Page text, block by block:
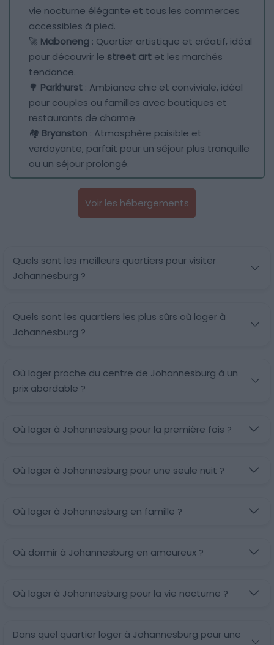
vie nocturne élégante et tous les commerces
accessibles à pied.
🚀 Maboneng : Quartier artistique et créatif, idéal
pour découvrir le street art et les marchés
tendance.
🌳 Parkhurst : Ambiance chic et conviviale, idéal
pour couples ou familles avec boutiques et
restaurants de charme.
🏘️ Bryanston : Atmosphère paisible et
verdoyante, parfait pour un séjour plus tranquille
ou un séjour prolongé.
Voir les hébergements
Quels sont les meilleurs quartiers pour visiter
Johannesburg ?
Quels sont les quartiers les plus sûrs où loger à
Johannesburg ?
Où loger proche du centre de Johannesburg à un
prix abordable ?
Où loger à Johannesburg pour la première fois ?
Où loger à Johannesburg pour une seule nuit ?
Où loger à Johannesburg en famille ?
Où dormir à Johannesburg en amoureux ?
Où loger à Johannesburg pour la vie nocturne ?
Dans quel quartier loger à Johannesburg pour une